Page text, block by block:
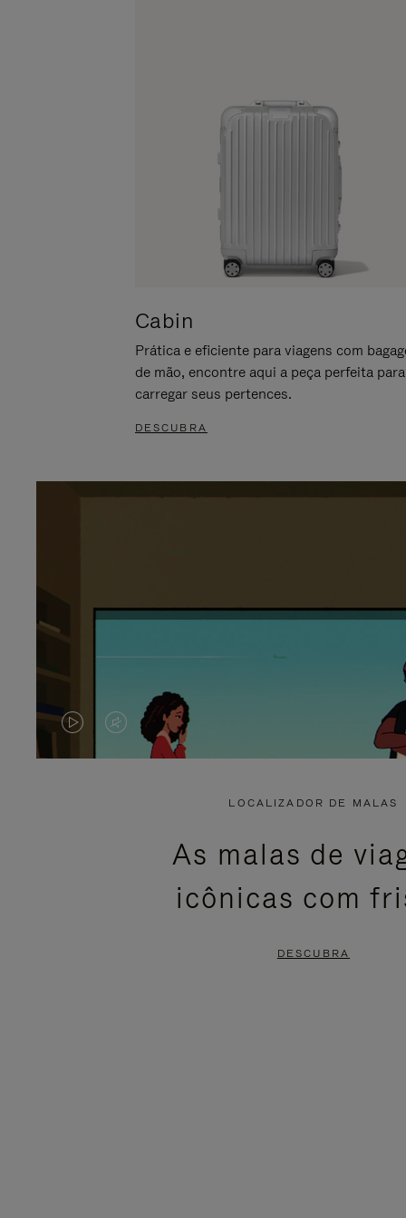
Cabin
Prática e eficiente para viagens com
de mão, encontre aqui a peça perfeita para
carregar seus pertences.
DESCUBRA
O
PAUSADO,
PRESSIONE
O
SOM.
LOCALIZADOR DE MALAS
As malas de
icônicas com
DESCUBRA